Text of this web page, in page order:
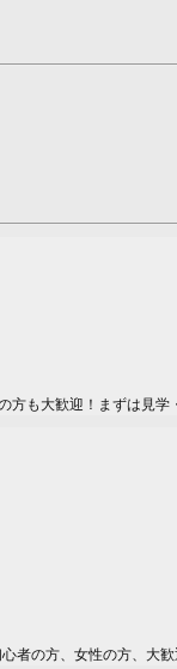
方も大歓迎！まずは見学
者の方、女性の方、大歓